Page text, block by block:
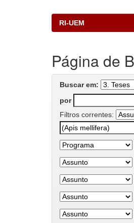
RI-UEM
Página de
Buscar em:
por
Filtros correntes: